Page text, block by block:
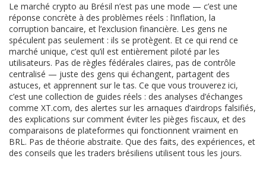
Le marché crypto au Brésil n’est pas une mode — c’est une
réponse concrète à des problèmes réels : l’inflation, la
corruption bancaire, et l’exclusion financière. Les gens ne
spéculent pas seulement : ils se protègent. Et ce qui rend ce
marché unique, c’est qu’il est entièrement piloté par les
utilisateurs. Pas de règles fédérales claires, pas de contrôle
centralisé — juste des gens qui échangent, partagent des
astuces, et apprennent sur le tas. Ce que vous trouverez ici,
c’est une collection de guides réels : des analyses d’échanges
comme XT.com, des alertes sur les arnaques d’airdrops falsifiés,
des explications sur comment éviter les pièges fiscaux, et des
comparaisons de plateformes qui fonctionnent vraiment en
BRL. Pas de théorie abstraite. Que des faits, des expériences, et
des conseils que les traders brésiliens utilisent tous les jours.